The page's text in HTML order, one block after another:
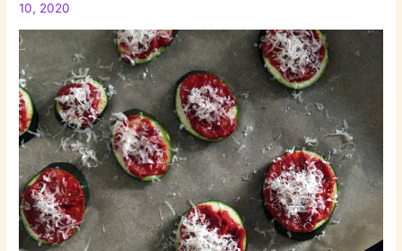
10, 2020